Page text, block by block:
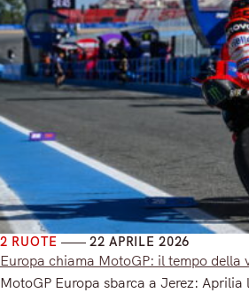
2 RUOTE 22 APRILE 2026
Europa chiama MotoGP: il tempo della
MotoGP Europa sbarca a Jerez: